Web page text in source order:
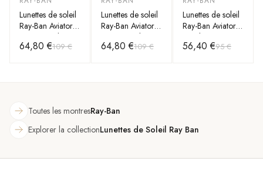
Lunettes de soleil
Ray-Ban Aviator
Large Metal
RB3025 004/58
64,80 €109 €
Lunettes de soleil
Ray-Ban Aviator
Large Metal
RB3025 004/58
64,80 €109 €
Lunettes de soleil
Ray-Ban Aviator
Metal RB3025
001/33 dorés
56,40 €95 €
Toutes les montresRay-Ban
Explorer la collectionLunettes de Soleil Ray Ban